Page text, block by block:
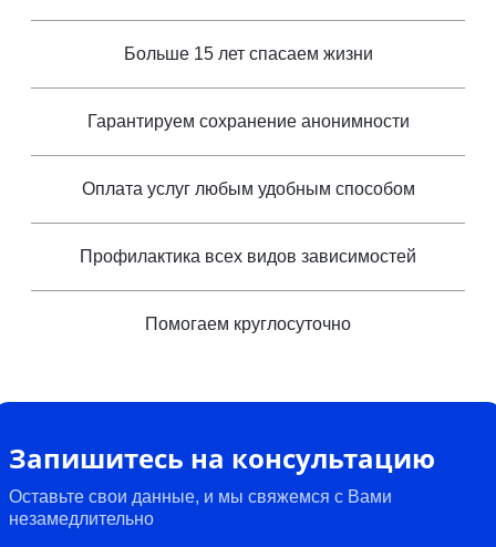
Больше 15 лет спасаем жизни
Гарантируем сохранение анонимности
Оплата услуг любым удобным способом
Профилактика всех видов зависимостей
Помогаем круглосуточно
Запишитесь на консультацию
Оставьте свои данные, и мы свяжемся с Вами
незамедлительно